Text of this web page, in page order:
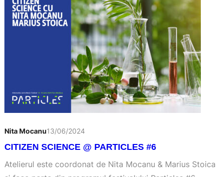
și este finanțat prin programul Legacy Timișoara 2023,
Direcția tematică Timișoara 2023 Echoes, programul
este derulat de Centrul de Proiecte al…
Nita Mocanu13/06/2024
CITIZEN SCIENCE @ PARTICLES #6
Atelierul este coordonat de Nita Mocanu & Marius Stoica